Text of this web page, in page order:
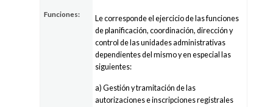
Funciones:
Le corresponde el ejercicio de las funciones
de planificación, coordinación, dirección y
control de las unidades administrativas
dependientes del mismo y en especial las
siguientes:
a) Gestión y tramitación de las
autorizaciones e inscripciones registrales